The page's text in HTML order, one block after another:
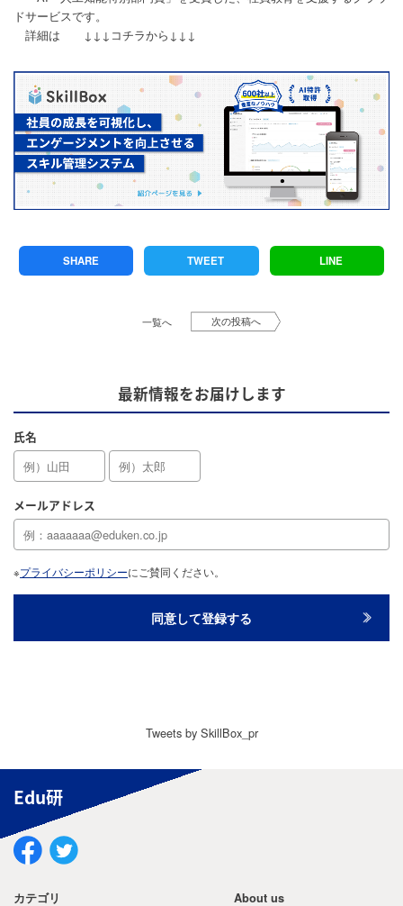
ドサービスです。
詳細は ↓↓↓コチラから↓↓↓
SHARE TWEET LINE
一覧へ 次の投稿へ
最新情報をお届けします
氏名
メールアドレス
※プライバシーポリシーにご賛同ください。
Tweets by SkillBox_pr
Edu研
カテゴリ About us